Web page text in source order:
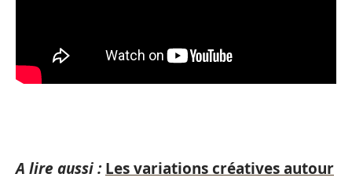
A lire aussi : Les variations créatives autour